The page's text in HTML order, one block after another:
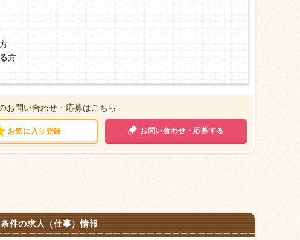
方
お問い合わせ・応募はこちら
お気に入り登録 お問い合わせ・応募する
件の求人（仕事）情報